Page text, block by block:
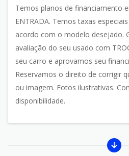
Temos planos de financiamento
ENTRADA. Temos taxas
acordo com o modelo desejado.
avaliação do seu usado com
seu carro e aprovamos seu
Reservamos o direito de corrigir
ou imagem. Fotos ilustrativas.
disponibilidade.